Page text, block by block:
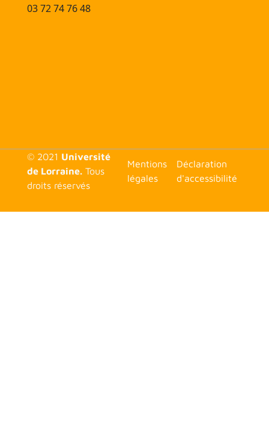
03 72 74 76 48
© 2021 Université
de Lorraine.Tous
droits réservés
<none>
Mentions
légales
Déclaration
d'accessibilité